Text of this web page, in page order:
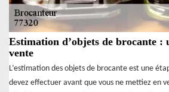
Estimation d’objets de brocante :
vente
L’estimation des objets de brocante est une
devez effectuer avant que vous ne mettiez en